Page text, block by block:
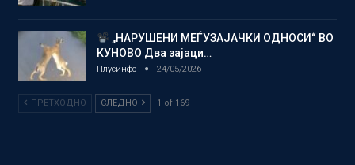
„НАРУШЕНИ МЕЃУЗАЈАЧКИ ОДНОСИ“ ВО
КУНОВО Два зајаци…
Плусинфо 24/05/2026
ПРЕТХОДНО СЛЕДНО 1 of 169